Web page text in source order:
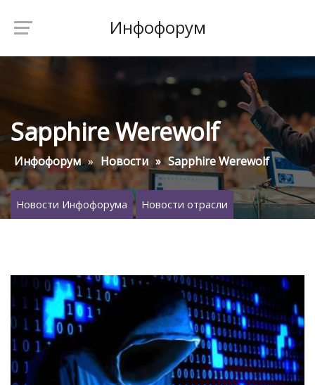
Инфофорум
Sapphire Werewolf
Инфофорум Новости Sapphire Werewolf
Новости Инфофорума Новости отрасли